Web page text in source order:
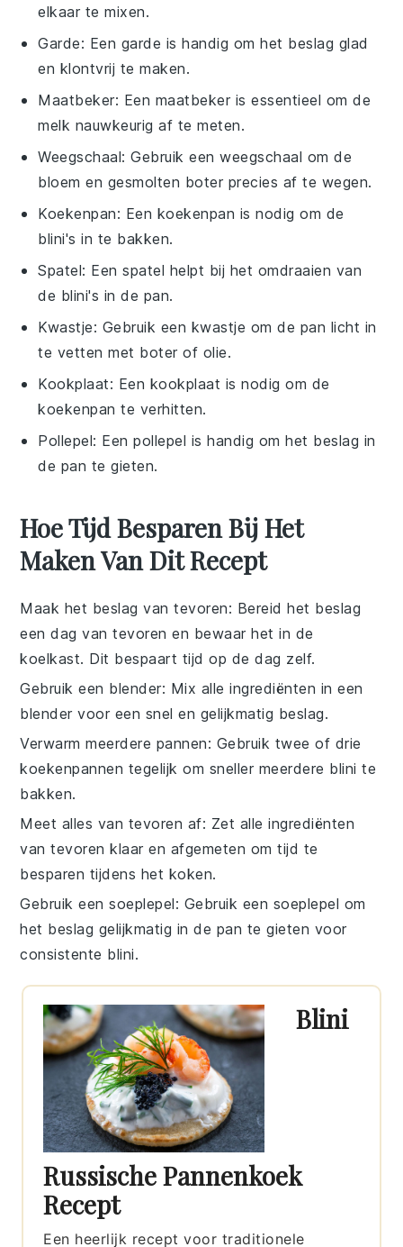
elkaar te mixen.
Garde: Een garde is handig om het beslag glad
en klontvrij te maken.
Maatbeker: Een maatbeker is essentieel om de
melk nauwkeurig af te meten.
Weegschaal: Gebruik een weegschaal om de
bloem en gesmolten boter precies af te wegen.
Koekenpan: Een koekenpan is nodig om de
blini's in te bakken.
Spatel: Een spatel helpt bij het omdraaien van
de blini's in de pan.
Kwastje: Gebruik een kwastje om de pan licht in
te vetten met boter of olie.
Kookplaat: Een kookplaat is nodig om de
koekenpan te verhitten.
Pollepel: Een pollepel is handig om het beslag in
de pan te gieten.
Hoe Tijd Besparen Bij Het
Maken Van Dit Recept
Maak het beslag van tevoren: Bereid het beslag
een dag van tevoren en bewaar het in de
koelkast. Dit bespaart tijd op de dag zelf.
Gebruik een blender: Mix alleingrediënten in een
blender voor een snel en gelijkmatig beslag.
Verwarm meerdere pannen: Gebruik twee of drie
koekenpannen tegelijk om sneller meerdere blini te
bakken.
Meet alles van tevoren af: Zet alleingrediënten
van tevoren klaar en afgemeten om tijd te
besparen tijdens het koken.
Gebruik een soeplepel: Gebruik een soeplepel om
het beslag gelijkmatig in de pan te gieten voor
consistente blini.
Blini
Russische Pannenkoek
Recept
Een heerlijk recept voor traditionele